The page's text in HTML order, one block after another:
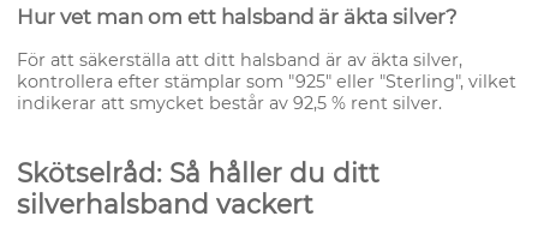
Hur vet man om ett halsband är äkta silver?
För att säkerställa att ditt halsband är av äkta silver,
kontrollera efter stämplar som "925" eller "Sterling", vilket
indikerar att smycket består av 92,5 % rent silver.
Skötselråd: Så håller du ditt
silverhalsband vackert